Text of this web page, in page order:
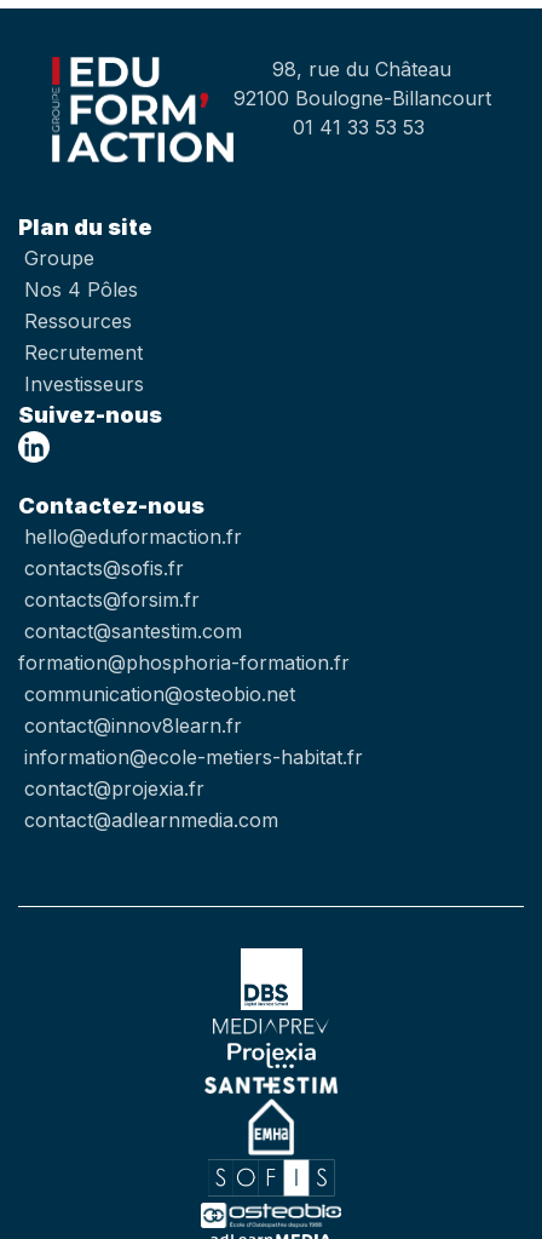
98, rue du Château
92100 Boulogne-Billancourt
01 41 33 53 53
Plan du site
Groupe
Nos 4 Pôles
Ressources
Recrutement
Investisseurs
Suivez-nous
Contactez-nous
hello@eduformaction.fr
contacts@sofis.fr
contacts@forsim.fr
contact@santestim.com
formation@phosphoria-formation.fr
communication@osteobio.net
contact@innov8learn.fr
information@ecole-metiers-habitat.fr
contact@projexia.fr
contact@adlearnmedia.com